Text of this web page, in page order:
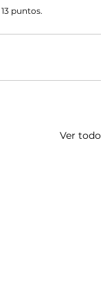
puntos.
Ver todo